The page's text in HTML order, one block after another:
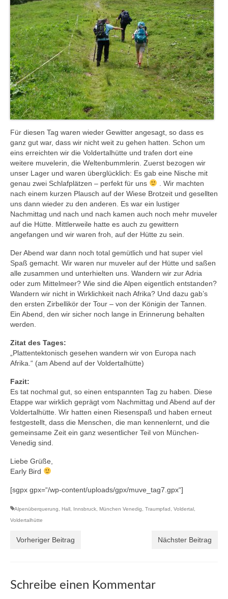
Für diesen Tag waren wieder Gewitter angesagt, so dass es
ganz gut war, dass wir nicht weit zu gehen hatten. Schon um
eins erreichten wir die Voldertalhütte und trafen dort eine
weitere muvelerin, die Weltenbummlerin. Zuerst bezogen wir
unser Lager und waren überglücklich: Es gab eine Nische mit
genau zwei Schlafplätzen – perfekt für uns
. Wir machten
nach einem kurzen Plausch auf der Wiese Brotzeit und gesellten
uns dann wieder zu den anderen. Es war ein lustiger
Nachmittag und nach und nach kamen auch noch mehr muveler
auf die Hütte. Mittlerweile hatte es auch zu gewittern
angefangen und wir waren froh, auf der Hütte zu sein.
Der Abend war dann noch total gemütlich und hat super viel
Spaß gemacht. Wir waren nur muveler auf der Hütte und saßen
alle zusammen und unterhielten uns. Wandern wir zur Adria
oder zum Mittelmeer? Wie sind die Alpen eigentlich entstanden?
Wandern wir nicht in Wirklichkeit nach Afrika? Und dazu gab’s
den ersten Zirbellikör der Tour – von der Königin der Tannen.
Ein Abend, den wir sicher noch lange in Erinnerung behalten
werden.
Zitat des Tages:
„Plattentektonisch gesehen wandern wir von Europa nach
Afrika.“ (am Abend auf der Voldertalhütte)
Fazit:
Es tat nochmal gut, so einen entspannten Tag zu haben. Diese
Etappe war wirklich geprägt vom Nachmittag und Abend auf der
Voldertalhütte. Wir hatten einen Riesenspaß und haben erneut
festgestellt, dass die Menschen, die man kennenlernt, und die
gemeinsame Zeit ein ganz wesentlicher Teil von München-
Venedig sind.
Liebe Grüße,
Early Bird
[sgpx gpx=“/wp-content/uploads/gpx/muve_tag7.gpx“]
Alpenüberquerung Hall Innsbruck München Venedig Traumpfad Voldertal
Voldertalhütte
Vorheriger Beitrag Nächster Beitrag
Schreibe einen Kommentar